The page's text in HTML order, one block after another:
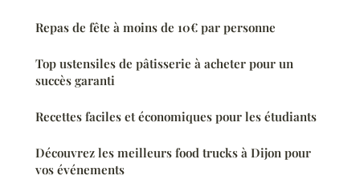
Repas de fête à moins de 10€ par personne
Top ustensiles de pâtisserie à acheter pour un
succès garanti
Recettes faciles et économiques pour les étudiants
Découvrez les meilleurs food trucks à Dijon pour
vos événements